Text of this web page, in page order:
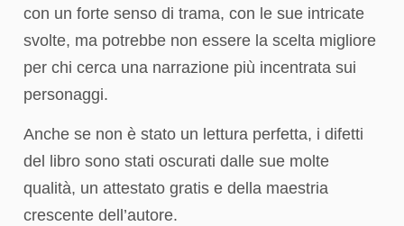
con un forte senso di trama, con le sue intricate
svolte, ma potrebbe non essere la scelta migliore
per chi cerca una narrazione più incentrata sui
personaggi.
Anche se non è stato un lettura perfetta, i difetti
del libro sono stati oscurati dalle sue molte
qualità, un attestato gratis e della maestria
crescente dell’autore.